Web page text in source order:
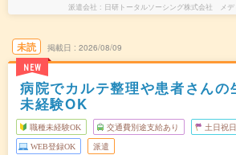
派遣会社 日研トータルソーシング株式会社 メデ
未読
NEW
掲載日 2026/08/09
病院でカルテ整理や患者さんの
未経験OK
職種未経験OK 交通費別途支給あり 土日祝
WEB登録OK 派遣